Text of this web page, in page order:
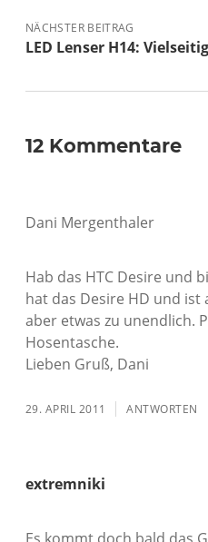
NÄCHSTER BEITRAG
LED Lenser H14:
12 Kommentare
Dani Mergenthaler
Hab das HTC Desire und
hat das Desire HD und
aber etwas zu unendlich.
Hosentasche.
Lieben Gruß, Dani
29. APRIL 2011 ANTWORTEN
extremniki